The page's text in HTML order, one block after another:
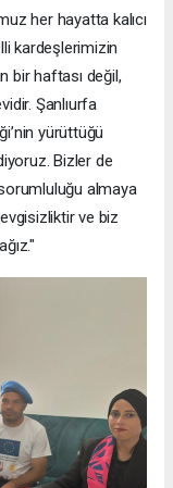
her hayatta kalıcı
kardeşlerimizin
bir haftası değil,
Şanlıurfa
yürüttüğü
Bizler de
almaya
ve biz